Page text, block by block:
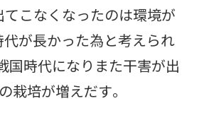
こなくなったのは環境が
が長かった為と考えられ
国時代になりまた干害が出
栽培が増えだす。